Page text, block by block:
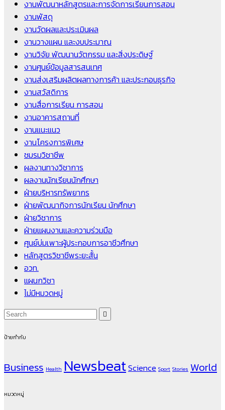
งานพัฒนาหลักสูตรและการจัดการเรียนการสอน
งานพัสดุ
งานวัดผลและประเมินผล
งานวางแผน และงบประมาณ
งานวิจัย พัฒนานวัตกรรม และสิ่งประดิษฐ์
งานศูนย์ข้อมูลสารสนเทศ
งานส่งเสริมผลิตผลทางการค้า และประกอบธุรกิจ
งานสวัสดิการ
งานสื่อการเรียน การสอน
งานอาคารสถานที่
งานแนะแนว
งานโครงการพิเศษ
ชมรมวิชาชีพ
ผลงานทางวิชาการ
ผลงานนักเรียนนักศึกษา
ฝ่ายบริหารทรัพยากร
ฝ่ายพัฒนากิจการนักเรียน นักศึกษา
ฝ่ายวิชาการ
ฝ่ายแผนงานและความร่วมมือ
ศูนย์บ่มเพาะผู้ประกอบการอาชีวศึกษา
หลักสูตรวิชาชีพระยะสั้น
อวท.
แผนกวิชา
ไม่มีหมวดหมู่
ป้ายกำกับ
Business Health NewsbeatScience Sport Stories World
หมวดหมู่